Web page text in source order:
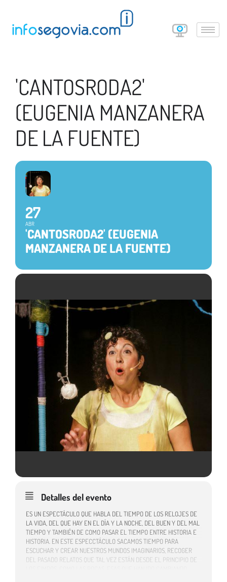
'CANTOSRODA2'
(EUGENIA MANZANERA
DE LA FUENTE)
27
ABR
'CANTOSRODA2' (EUGENIA
MANZANERA DE LA FUENTE)
Detalles del evento
ES UN ESPECTÁCULO QUE HABLA DEL TIEMPO DE LOS RELOJES DE
LA VIDA, DEL QUE HAY EN EL DÍA Y LA NOCHE, DEL BUEN Y DEL MAL
TIEMPO Y TAMBIÉN DE COMO PASAR EL TIEMPO ENTRE HISTORIA E
HISTORIA. EN ESTE ESPECCTÁCULO SACAMOS TIEMPO PARA
ESCUCHAR Y CREAR NUESTROS MUNDOS IMAGINARIOS, RECOGER
DEL PASADO RELATOS QUE TAL VEZ ESTÁN DESDE EL PRINCIPIO DE